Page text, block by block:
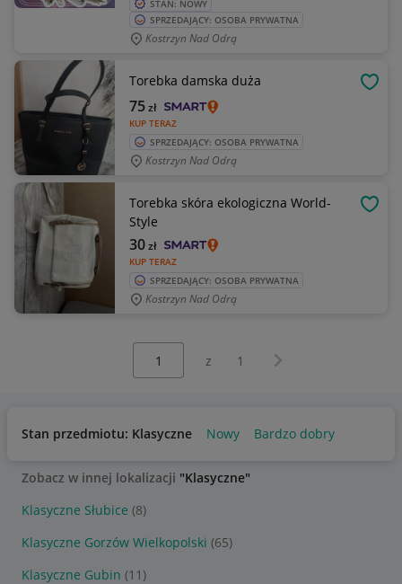
STAN: NOWY
SPRZEDAJĄCY: OSOBA PRYWATNA
Kostrzyn Nad Odrą
Torebka damska duża
KUP TERAZ
75zł
SPRZEDAJĄCY: OSOBA PRYWATNA
Kostrzyn Nad Odrą
Torebka skóra ekologiczna World-
Style
KUP TERAZ
30zł
SPRZEDAJĄCY: OSOBA PRYWATNA
Kostrzyn Nad Odrą
z 1 Następna strona
Stan przedmiotu: Klasyczne Nowy Bardzo dobry
Zobacz w innej lokalizacji "Klasyczne"
Klasyczne Słubice (8)
Klasyczne Gorzów Wielkopolski (65)
Klasyczne Gubin (11)